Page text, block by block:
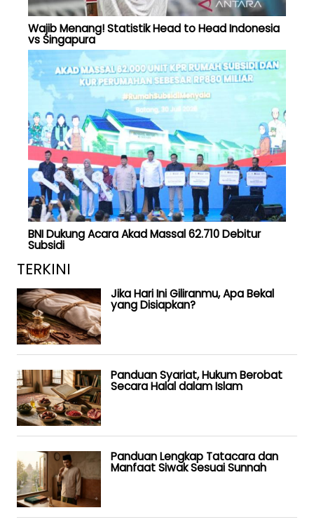
Wajib Menang! Statistik Head to Head Indonesia
vs Singapura
BNI Dukung Acara Akad Massal 62.710 Debitur
Subsidi
TERKINI
Jika Hari Ini Giliranmu, Apa Bekal
yang Disiapkan?
Panduan Syariat, Hukum Berobat
Secara Halal dalam Islam
Panduan Lengkap Tatacara dan
Manfaat Siwak Sesuai Sunnah